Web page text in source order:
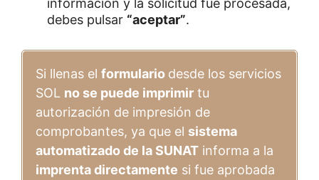
información y la solicitud fue procesada,
debes pulsar “aceptar”.
Si llenas el formulario desde los servicios
SOL no se puede imprimir tu
autorización de impresión de
comprobantes, ya que el sistema
automatizado de la SUNAT informa a la
imprenta directamente si fue aprobada